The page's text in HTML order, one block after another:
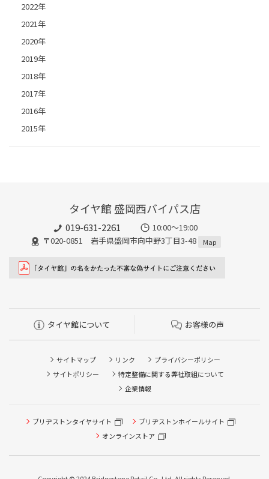
2022年
2021年
2020年
2019年
2018年
2017年
2016年
2015年
タイヤ館 盛岡西バイパス店
019-631-2261
10:00～19:00
〒020-0851 岩手県盛岡市向中野3丁目3-48
Map
タイヤ館について お客様の声
サイトマップ リンク
プライバシーポリシー
サイトポリシー
特定整備に関する弊社取組について
企業情報
ブリヂストンタイヤサイト
ブリヂストンホイールサイト
オンラインストア
ピット作業の予約